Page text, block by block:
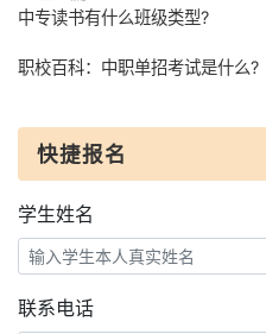
中专读书有什么班级类型?
职校百科：中职单招考试是什么?
快捷报名
学生姓名
联系电话